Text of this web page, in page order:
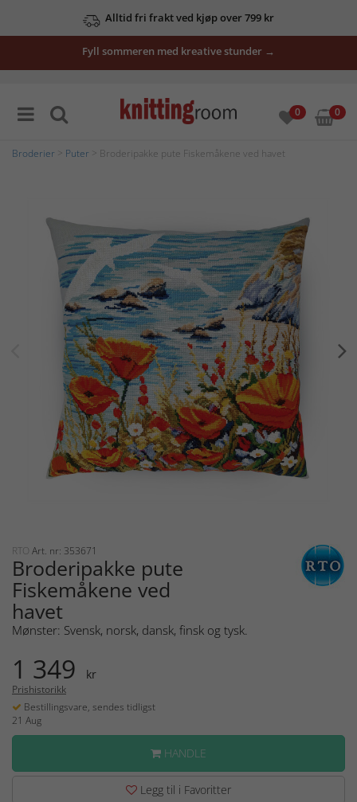
Alltid fri frakt ved kjøp over 799 kr
Fyll sommeren med kreative stunder →
0 0
Broderier Puter > Broderipakke pute Fiskemåkene ved havet
RTO Art. nr: 353671
Broderipakke pute
Fiskemåkene ved
havet
Mønster: Svensk, norsk, dansk, finsk og tysk.
1 349 kr
Prishistorikk
Bestillingsvare, sendes tidligst
21 Aug
HANDLE
Legg til i Favoritter